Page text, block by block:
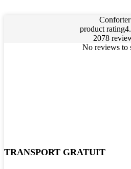
Conforter
product rating
2078
No reviews to
TRANSPORT GRATUIT